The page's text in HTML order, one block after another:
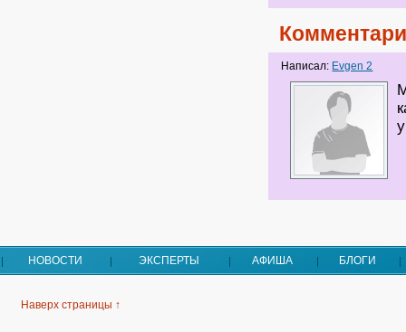
Написал: Evgen 2
НОВОСТИ ЭКСПЕРТЫ АФИША БЛОГИ
Наверх страницы ↑